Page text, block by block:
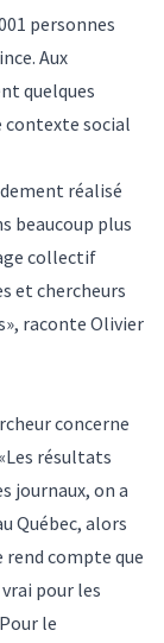
personnes
Aux
quelques
contexte social
réalisé
beaucoup plus
collectif
et chercheurs
raconte Olivier
concerne
résultats
journaux, on a
Québec, alors
compte que
pour les
le